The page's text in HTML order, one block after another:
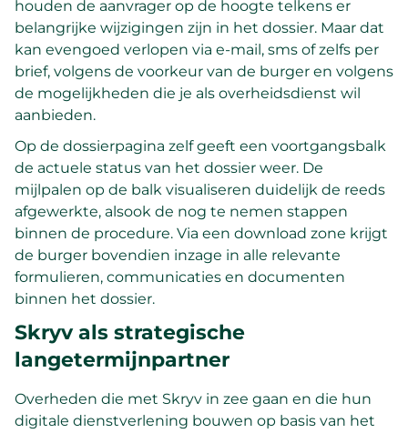
houden de aanvrager op de hoogte telkens er
belangrijke wijzigingen zijn in het dossier. Maar dat
kan evengoed verlopen via e-mail, sms of zelfs per
brief, volgens de voorkeur van de burger en volgens
de mogelijkheden die je als overheidsdienst wil
aanbieden.
Op de dossierpagina zelf geeft een voortgangsbalk
de actuele status van het dossier weer. De
mijlpalen op de balk visualiseren duidelijk de reeds
afgewerkte, alsook de nog te nemen stappen
binnen de procedure. Via een download zone krijgt
de burger bovendien inzage in alle relevante
formulieren, communicaties en documenten
binnen het dossier.
Skryv als strategische
langetermijnpartner
Overheden die met Skryv in zee gaan en die hun
digitale dienstverlening bouwen op basis van het